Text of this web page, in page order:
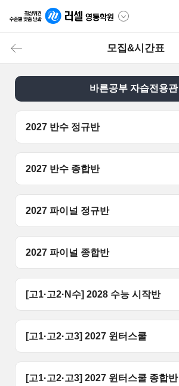
모집&시간표
바른공부 자습전용관
2027 반수 정규반
2027 반수 종합반
2027 파이널 정규반
2027 파이널 종합반
[고1·고2·N수] 2028 수능 시작반
[고1·고2·고3] 2027 윈터스쿨
[고1·고2·고3] 2027 윈터스쿨 종합반